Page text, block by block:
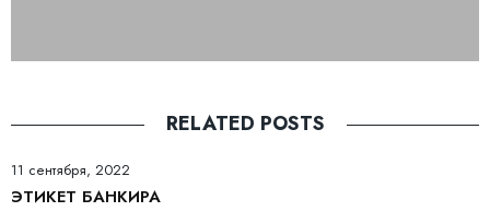
RELATED POSTS
11 сентября, 2022
ЭТИКЕТ БАНКИРА